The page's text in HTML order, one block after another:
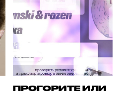
ПРОГОРИТЕ ИЛИ